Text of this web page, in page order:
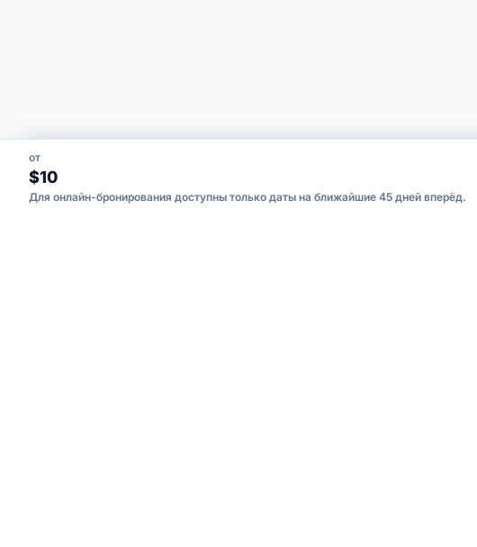
от
$10
Для онлайн-бронирования доступны только даты на ближайшие 45 дней вперёд.